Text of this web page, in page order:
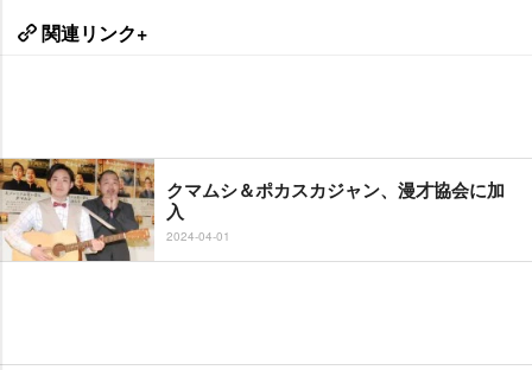
関連リンク+
クマムシ＆ポカスカジャン、漫才協会に加
入
2024-04-01